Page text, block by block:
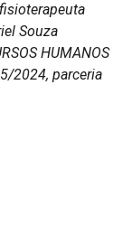
Souza
HUMANOS
2024, parceria